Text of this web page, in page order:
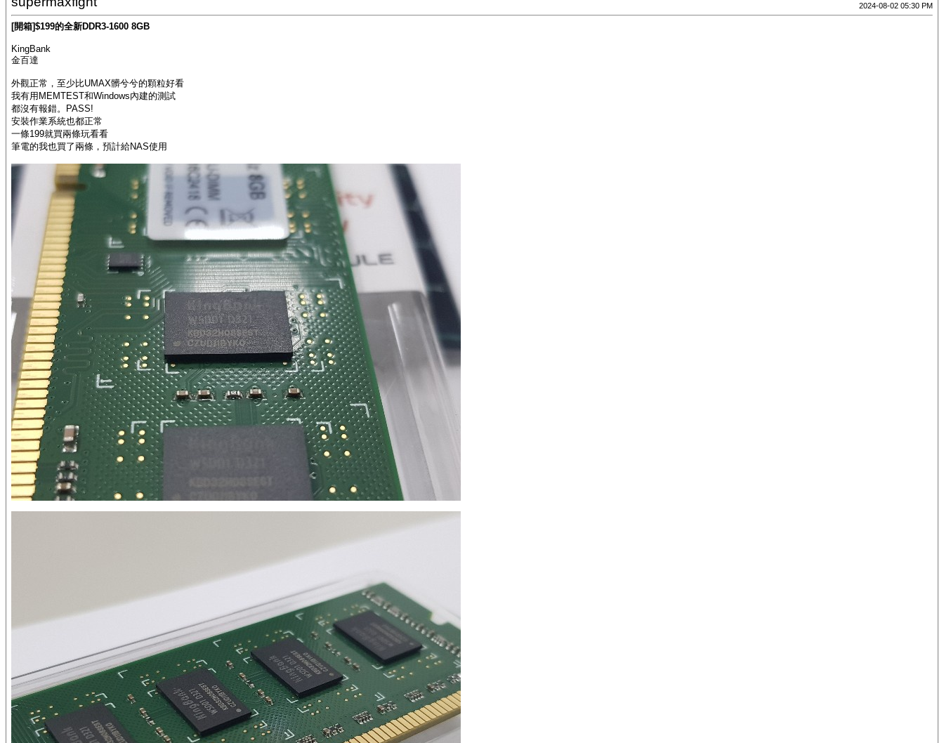
2024-08-02 05:30 PM
[開箱]$199的全新DDR3-1600 8GB
KingBank
金百達
外觀正常，至少比UMAX髒兮兮的顆粒好看
我有用MEMTEST和Windows內建的測試
都沒有報錯。PASS!
安裝作業系統也都正常
一條199就買兩條玩看看
筆電的我也買了兩條，預計給NAS使用